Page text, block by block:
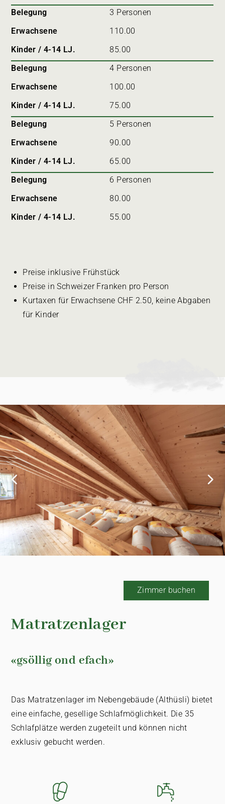
Belegung
3 Personen
Erwachsene
110.00
Kinder / 4-14 LJ.
85.00
Belegung
4 Personen
Erwachsene
100.00
Kinder / 4-14 LJ.
75.00
Belegung
5 Personen
Erwachsene
90.00
Kinder / 4-14 LJ.
65.00
Belegung
6 Personen
Erwachsene
80.00
Kinder / 4-14 LJ.
55.00
Preise inklusive Frühstück
Preise in Schweizer Franken pro Person
Kurtaxen für Erwachsene CHF 2.50, keine Abgaben
für Kinder
Matratzenlager
Zimmer buchen
«gsöllig ond efach»
Das Matratzenlager im Nebengebäude (Althüsli) bietet
eine einfache, gesellige Schlafmöglichkeit. Die 35
Schlafplätze werden zugeteilt und können nicht
exklusiv gebucht werden.